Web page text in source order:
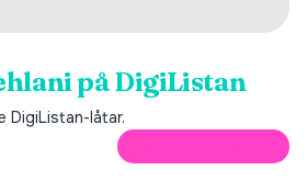
på DigiListan
DigiListan-låtar.